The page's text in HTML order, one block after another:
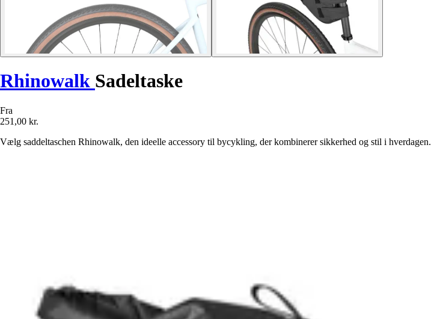
Rhinowalk Sadeltaske
Fra
251,00 kr.
Vælg saddeltaschen Rhinowalk, den ideelle accessory til bycykling, der kombinerer sikkerhed og stil i hverdagen.